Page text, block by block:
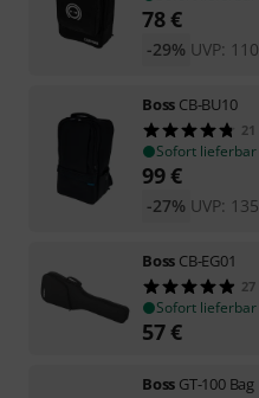
78€
UVP: 110
-29%
Boss CB-BU10
21
Sofort lieferbar
99€
UVP: 135
-27%
Boss CB-EG01
27
Sofort lieferbar
57€
Boss GT-100 Bag